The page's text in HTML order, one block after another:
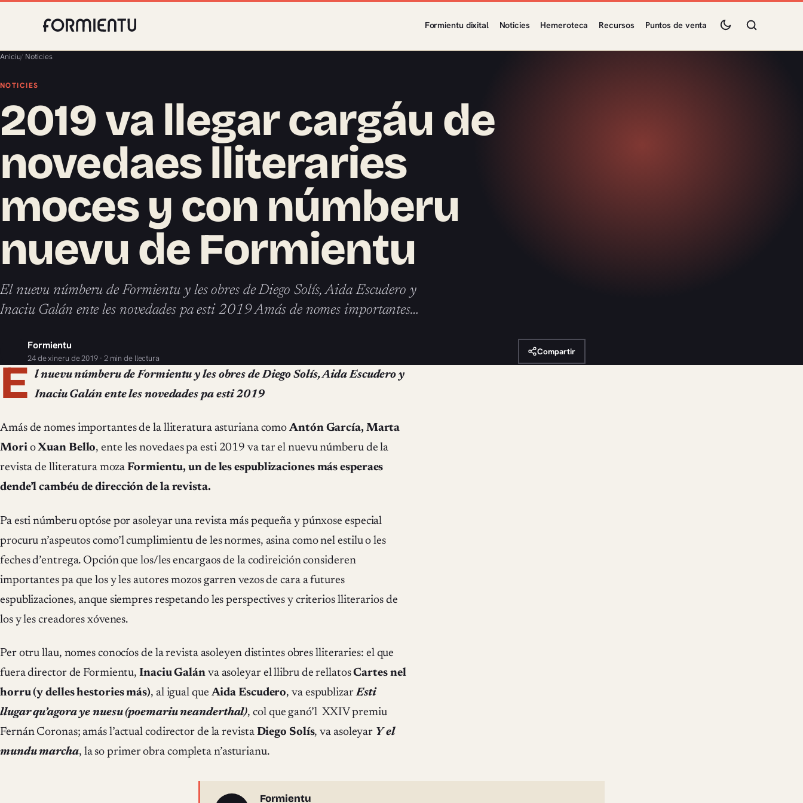
Formientu dixital Noticies Hemeroteca Recursos Puntos de venta
Aniciu/ Noticies
NOTICIES
2019 va llegar cargáu de
novedaes lliteraries
moces y con númberu
nuevu de Formientu
El nuevu númberu de Formientu y les obres de Diego Solís, Aida Escudero y
Inaciu Galán ente les novedades pa esti 2019 Amás de nomes importantes…
Formientu
24 de xineru de 2019 · 2 min de llectura
Compartir
E l nuevu númberu de Formientu y les obres de Diego Solís, Aida Escudero y
Inaciu Galán ente les novedades pa esti 2019
Amás de nomes importantes de la lliteratura asturiana comoAntón García, Marta
Mori oXuan Bello, ente les novedaes pa esti 2019 va tar el nuevu númberu de la
revista de lliteratura mozaFormientu, un de les espublizaciones más esperaes
dende’l cambéu de dirección de la revista.
Pa esti númberu optóse por asoleyar una revista más pequeña y púnxose especial
procuru n’aspeutos como’l cumplimientu de les normes, asina como nel estilu o les
feches d’entrega. Opción que los/les encargaos de la codireición consideren
importantes pa que los y les autores mozos garren vezos de cara a futures
espublizaciones, anque siempres respetando les perspectives y criterios lliterarios de
los y les creadores xóvenes.
Per otru llau, nomes conocíos de la revista asoleyen distintes obres lliteraries: el que
fuera director de Formientu, Inaciu Galánva asoleyar el llibru de rellatosCartes nel
horru (y delles hestories más), al igual que Aida Escudero, va espublizarEsti
llugar qu’agora ye nuesu (poemariu neanderthal), col que ganó’l XXIV premiu
Fernán Coronas; amás l’actual codirector de la revista Diego Solís, va asoleyar Y el
mundu marcha, la so primer obra completa n’asturianu.
Formientu